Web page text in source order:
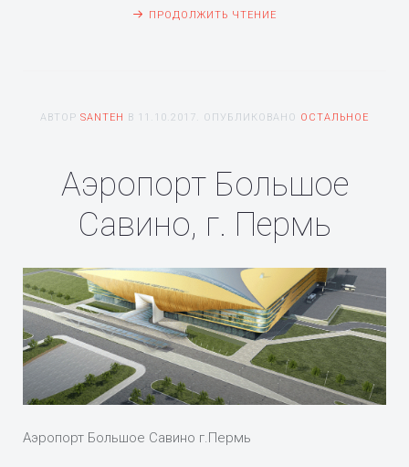
ПРОДОЛЖИТЬ ЧТЕНИЕ
АВТОР SANTEH В 11.10.2017 . ОПУБЛИКОВАНО ОСТАЛЬНОЕ
Аэропорт Большое
Савино, г. Пермь
Аэропорт Большое Савино г.Пермь